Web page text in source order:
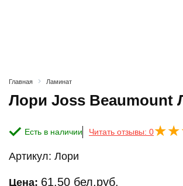
Главная Ламинат
Лори Joss Beaumount
Есть в наличии Читать отзывы: 0
Артикул: Лори
Цена: 61.50 бел.руб.